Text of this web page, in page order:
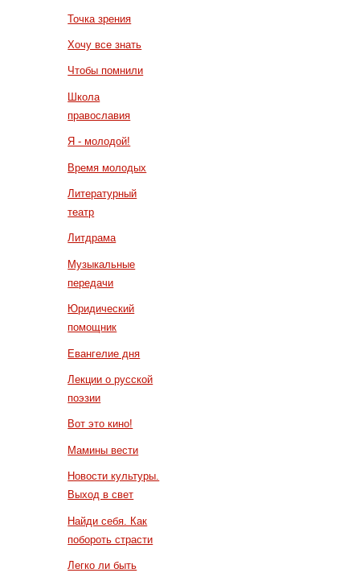
Точка зрения
Хочу все знать
Чтобы помнили
Школа
православия
Я - молодой!
Время молодых
Литературный
театр
Литдрама
Музыкальные
передачи
Юридический
помощник
Евангелие дня
Лекции о русской
поэзии
Вот это кино!
Мамины вести
Новости культуры.
Выход в свет
Найди себя. Как
побороть страсти
Легко ли быть